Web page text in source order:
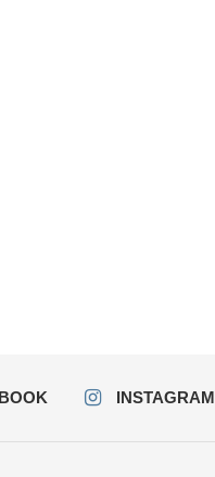
INSTAGRAM